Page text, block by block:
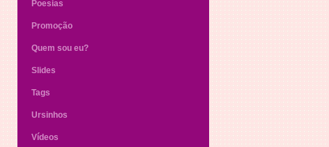
Poesias
Promoção
Quem sou eu?
Slides
Tags
Ursinhos
Vídeos